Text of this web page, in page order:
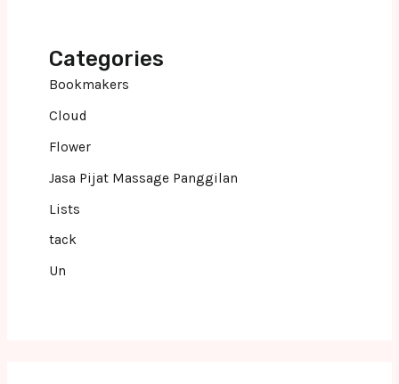
Categories
Bookmakers
Cloud
Flower
Jasa Pijat Massage Panggilan
Lists
tack
Un